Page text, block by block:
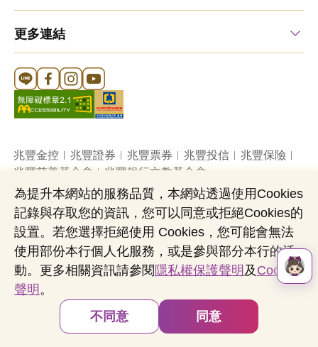
更多連結
Line 官方帳號
FB 官方帳號
Instagram 官方帳號
YouTube 官方帳號
兆豐金控 兆豐證券 兆豐票券 兆豐投信
兆豐保險
兆豐慈善基金會
兆豐銀行文教基金會
網站導覽 法定公開揭露事項
機構投資人盡職治理
隱私權聲明
共同行銷專區 國內外幣清算
營業人：兆豐國際商業銀行股份有限公司
營利事業統一編號：03705903
Copyright © by Mega International Commercial
為提升本網站的服務品質，本網站透過使用Cookies
記錄與存取您的資訊，您可以同意或拒絕Cookies的
設置。若您選擇拒絕使用 Cookies，您可能會無法
使用部份本行個人化服務，或是參與部分本行的活
動。更多相關資訊請參閱 隱私權保護聲明 及 Cookies
聲明 。
不同意
同意